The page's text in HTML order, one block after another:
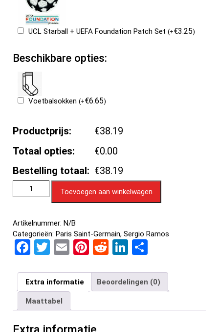
UCL Starball + UEFA Foundation Patch Set(+€3.25)
Beschikbare opties:
Voetbalsokken(+€6.65)
Productprijs:
€38.19
Totaal opties:
€0.00
Bestelling totaal: €38.19
Toevoegen aan winkelwagen
Artikelnummer: N/B
Categorieën: Paris Saint-Germain,Sergio Ramos
F
ce
b
o
o
T
tt
er
E
ail
Pi
er
es
t
R
d
di
t
Li
ke
dI
n
e
n
Extra informatie Beoordelingen (0)
Maattabel